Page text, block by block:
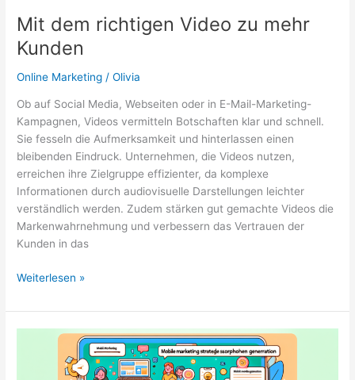
Mit dem richtigen Video zu mehr
Kunden
Online Marketing /Olivia
Ob auf Social Media, Webseiten oder in E-Mail-Marketing-
Kampagnen, Videos vermitteln Botschaften klar und schnell.
Sie fesseln die Aufmerksamkeit und hinterlassen einen
bleibenden Eindruck. Unternehmen, die Videos nutzen,
erreichen ihre Zielgruppe effizienter, da komplexe
Informationen durch audiovisuelle Darstellungen leichter
verständlich werden. Zudem stärken gut gemachte Videos die
Markenwahrnehmung und verbessern das Vertrauen der
Kunden in das
Mit
richtigen
Video
Weiterlesen »